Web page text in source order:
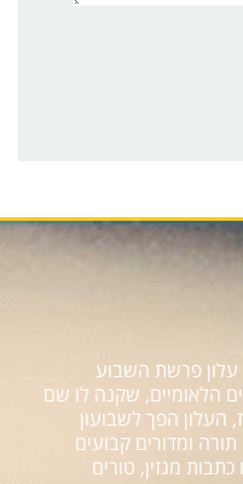
אז הוקם עלון פרשת השבוע
הלאומיים, שקנה לו שם
העלון הפך לשבועון
ומדורים קבועים
מגזין, טורים